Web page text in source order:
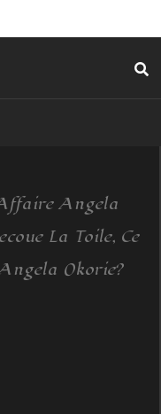
Angela
La Toile, Ce
Okorie?